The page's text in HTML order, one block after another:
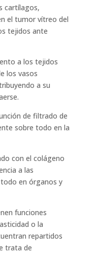
cartílagos,
el tumor vítreo del
tejidos ante
a los tejidos
los vasos
a su
de filtrado de
sobre todo en la
con el colágeno
a las
en órganos y
funciones
o la
repartidos
trata de